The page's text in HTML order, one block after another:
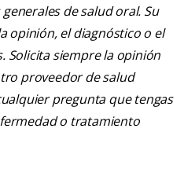
de salud oral. Su
opinión, el diagnóstico o el
Solicita siempre la opinión
proveedor de salud
pregunta que tengas
o tratamiento